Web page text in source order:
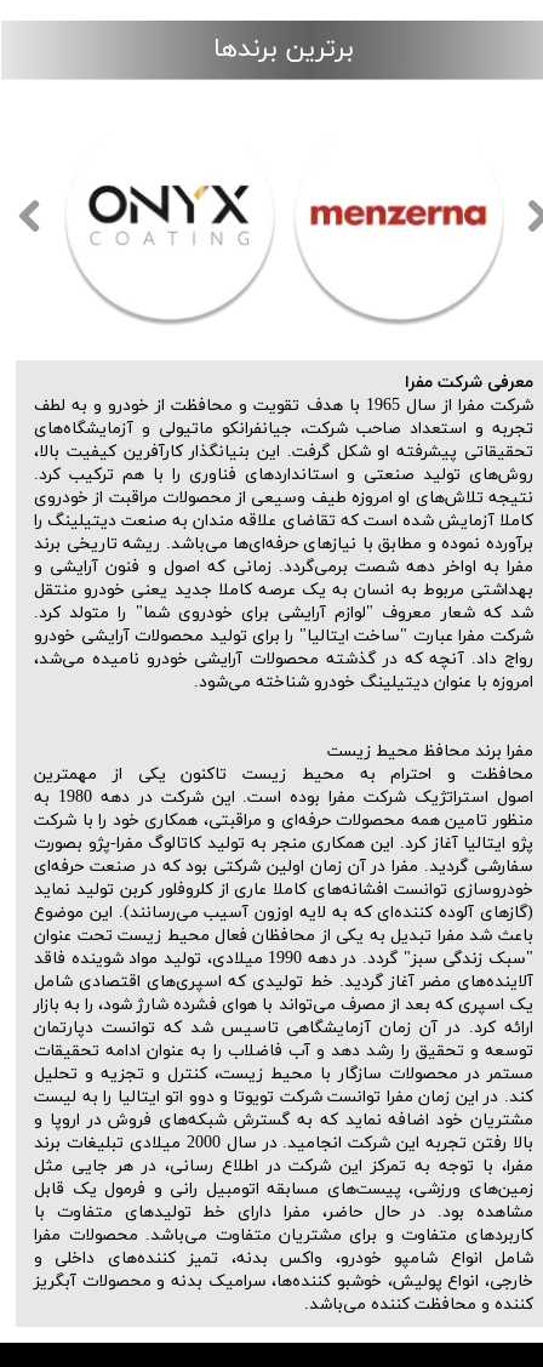
برترین برندها
لوگو برند سورین بو لوگو برند روپس
معرفی شرکت مفرا
​​​​​​​شرکت مفرا از سال 1965 با هدف تقویت و محافظت از خودرو و به لطف
تجربه و استعداد صاحب شرکت، جیانفرانکو ماتیولی و آزمایشگاه‌های
تحقیقاتی پیشرفته او شکل گرفت. این بنیانگذار کارآفرین کیفیت بالا،
روش‌های تولید صنعتی و استانداردهای فناوری را با هم ترکیب کرد.
نتیجه تلاش‌های او امروزه طیف وسیعی از محصولات مراقبت از خودروی
کاملا آزمایش شده است که تقاضای علاقه مندان به صنعت دیتیلینگ را
برآورده نموده و مطابق با نیازهای حرفه‌ای‌ها می‌باشد. ریشه تاریخی برند
مفرا به اواخر دهه شصت برمی‌گردد. زمانی که اصول و فنون آرایشی و
بهداشتی مربوط به انسان به یک عرصه کاملا جدید یعنی خودرو منتقل
شد که شعار معروف "لوازم آرایشی برای خودروی شما" را متولد کرد.
شرکت مفرا عبارت "ساخت ایتالیا" را برای تولید محصولات آرایشی خودرو
رواج داد. آنچه که در گذشته محصولات آرایشی خودرو نامیده می‌شد،
امروزه با عنوان دیتیلینگ خودرو شناخته می‌شود.
مفرا برند محافظ محیط زیست
محافظت و احترام به محیط زیست تاکنون یکی از مهمترین
اصول استراتژیک شرکت مفرا بوده است. این شرکت در دهه 1980 به
منظور تامین همه محصولات حرفه‌ای و مراقبتی، همکاری خود را با شرکت
پژو ایتالیا آغاز کرد. این همکاری منجر به تولید کاتالوگ مفرا-پژو بصورت
سفارشی گردید. مفرا در آن زمان اولین شرکتی بود که در صنعت حرفه‌ای
خودروسازی توانست افشانه‌های کاملا عاری از کلروفلور کربن تولید نماید
(گازهای آلوده کننده‌ای که به لایه اوزون آسیب می‌رسانند). این موضوع
باعث شد مفرا تبدیل به یکی از محافظان فعال محیط زیست تحت عنوان
"سبک زندگی سبز" گردد. در دهه 1990 میلادی، تولید مواد شوینده فاقد
آلاینده‌های مضر آغاز گردید. خط تولیدی که اسپری‌های اقتصادی شامل
یک اسپری که بعد از مصرف می‌تواند با هوای فشرده شارژ شود، را به بازار
ارائه کرد. در آن زمان آزمایشگاهی تاسیس شد که توانست دپارتمان
توسعه و تحقیق را رشد دهد و آب فاضلاب را به عنوان ادامه تحقیقات
مستمر در محصولات سازگار با محیط زیست، کنترل و تجزیه و تحلیل
کند. در این زمان مفرا توانست شرکت تویوتا و دوو اتو ایتالیا را به لیست
مشتریان خود اضافه نماید که به گسترش شبکه‌های فروش در اروپا و
بالا رفتن تجربه این شرکت انجامید. در سال 2000 میلادی تبلیغات برند
مفرا، با توجه به تمرکز این شرکت در اطلاع رسانی، در هر جایی مثل
زمین‌های ورزشی، پیست‌های مسابقه اتومبیل رانی و فرمول یک قابل
مشاهده بود. در حال حاضر، مفرا دارای خط تولیدهای متفاوت با
کاربردهای متفاوت و برای مشتریان متفاوت می‌باشد. محصولات مفرا
شامل انواع شامپو خودرو، واکس بدنه، تمیز کننده‌های داخلی و
خارجی، انواع پولیش، خوشبو کننده‌ها، سرامیک بدنه و محصولات آبگریز
کننده و محافظت کننده می‌باشد.​​​​​​​